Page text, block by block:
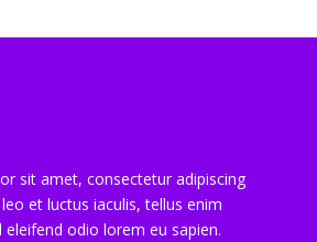
sit amet, consectetur adipiscing
et luctus iaculis, tellus enim
odio lorem eu sapien.